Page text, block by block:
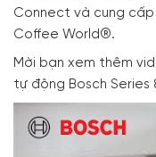
Connect và cung
Coffee World®.
Mời bạn xem thêm
tự động Bosch Series